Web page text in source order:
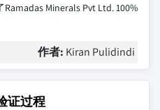
Minerals Pvt Ltd. 100%
作者: Kiran Pulidindi
证过程